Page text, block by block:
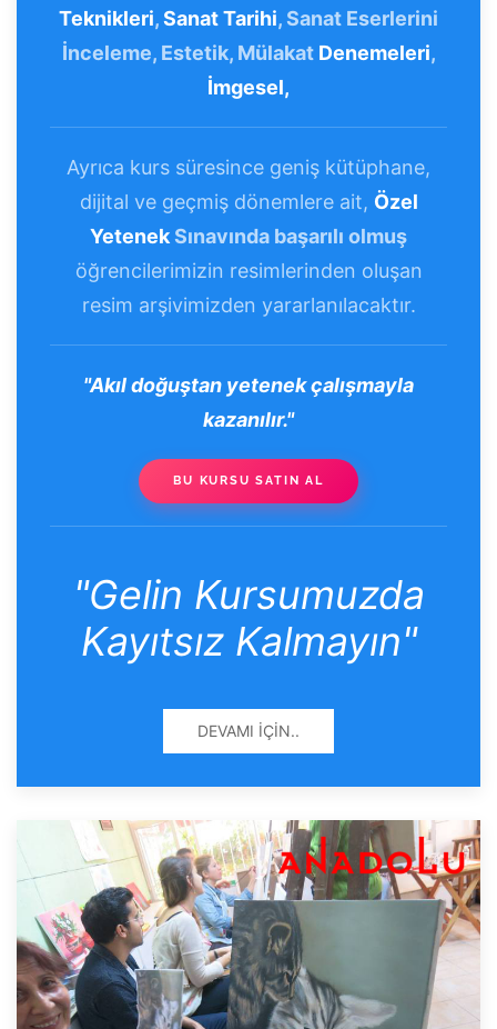
Teknikleri,Sanat Tarihi, Sanat Eserlerini
İnceleme, Estetik, Mülakat Denemeleri,
İmgesel,
Ayrıca kurs süresince geniş kütüphane,
dijital ve geçmiş dönemlere ait, Özel
YetenekSınavında başarılı olmuş
öğrencilerimizin resimlerinden oluşan
resim arşivimizden yararlanılacaktır.
"Akıl doğuştan yetenek çalışmayla
kazanılır."
BU KURSU SATIN AL
"Gelin Kursumuzda
Kayıtsız Kalmayın"
DEVAMI İÇIN..